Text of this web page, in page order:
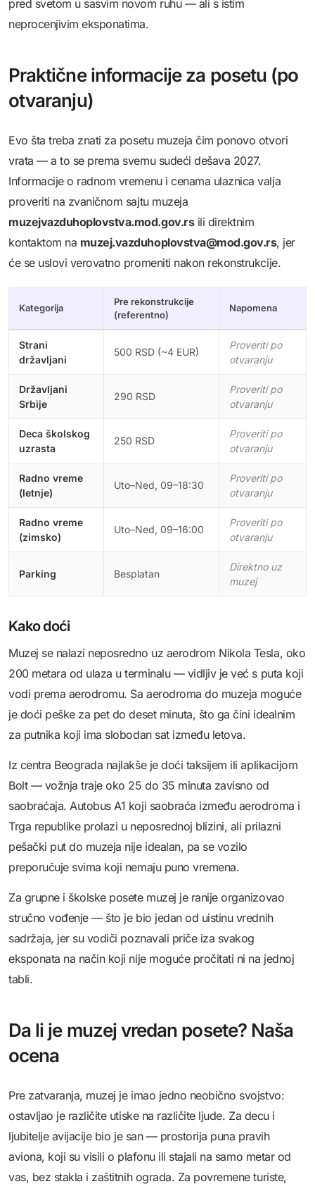
pred svetom u sasvim novom ruhu — ali s istim
neprocenjivim eksponatima.
Praktične informacije za posetu (po
otvaranju)
Evo šta treba znati za posetu muzeja čim ponovo otvori
vrata — a to se prema svemu sudeći dešava 2027.
Informacije o radnom vremenu i cenama ulaznica valja
proveriti na zvaničnom sajtu muzeja
muzejvazduhoplovstva.mod.gov.rsili direktnim
kontaktom na muzej.vazduhoplovstva@mod.gov.rs, jer
će se uslovi verovatno promeniti nakon rekonstrukcije.
Kategorija
Pre rekonstrukcije
(referentno)
Napomena
Strani
državljani
500 RSD (~4 EUR)
Proveriti po
otvaranju
Državljani
Srbije
290 RSD
Proveriti po
otvaranju
Deca školskog
uzrasta
250 RSD
Proveriti po
otvaranju
Radno vreme
(letnje)
Uto–Ned, 09–18:30
Proveriti po
otvaranju
Radno vreme
(zimsko)
Uto–Ned, 09–16:00
Proveriti po
otvaranju
Parking Besplatan
Direktno uz
muzej
Kako doći
Muzej se nalazi neposredno uz aerodrom Nikola Tesla, oko
200 metara od ulaza u terminalu — vidljiv je već s puta koji
vodi prema aerodromu. Sa aerodroma do muzeja moguće
je doći peške za pet do deset minuta, što ga čini idealnim
za putnika koji ima slobodan sat između letova.
Iz centra Beograda najlakše je doći taksijem ili aplikacijom
Bolt — vožnja traje oko 25 do 35 minuta zavisno od
saobraćaja. Autobus A1 koji saobraća između aerodroma i
Trga republike prolazi u neposrednoj blizini, ali prilazni
pešački put do muzeja nije idealan, pa se vozilo
preporučuje svima koji nemaju puno vremena.
Za grupne i školske posete muzej je ranije organizovao
stručno vođenje — što je bio jedan od uistinu vrednih
sadržaja, jer su vodiči poznavali priče iza svakog
eksponata na način koji nije moguće pročitati ni na jednoj
tabli.
Da li je muzej vredan posete? Naša
ocena
Pre zatvaranja, muzej je imao jedno neobično svojstvo:
ostavljao je različite utiske na različite ljude. Za decu i
ljubitelje avijacije bio je san — prostorija puna pravih
aviona, koji su visili o plafonu ili stajali na samo metar od
vas, bez stakla i zaštitnih ograda. Za povremene turiste,